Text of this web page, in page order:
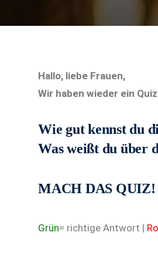
Hallo, liebe Frauen,
Wir haben wieder ein
Wie gut kennst du
Was weißt du über
MACH DAS QUIZ!
Grün= richtige Antwort |